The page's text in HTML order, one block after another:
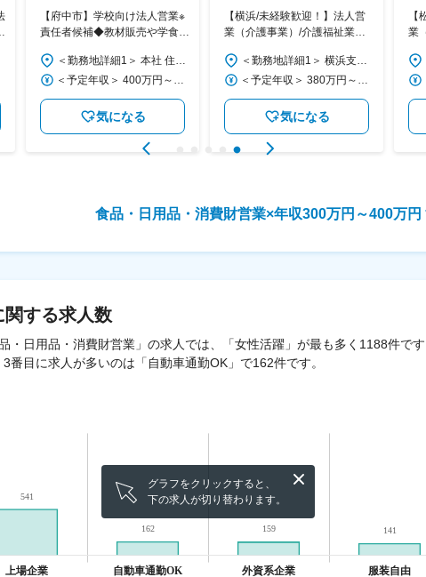
【府中市】学校向け法人営業※
責任者候補◆教材販売や学食事
50年超
＜勤務地詳細1＞ 本社 住所：東京都府中市緑町3-3-1 ヴェールメゾン府中202 受動喫煙対策：屋内全面禁煙 ＜勤務地詳細2＞ 正直屋・経営管理本部 住所：埼玉県さいたま市浦和区高砂3-8-15 高砂ＳＳビル5Ｆ 勤務地最寄駅：ＪＲ京浜東北線線／浦和駅 受動喫煙対策：屋内全面禁煙 変更の範囲：会社の定める事業所
＜予定年収＞ 400万円～530万円 ＜賃金形態＞ 月給制 ＜賃金内訳＞ 月額（基本給）：283,333円～366,666円 その他固定手当/月：50,000円 ＜月給＞ 333,333円～416,666円 ＜昇給有無＞ 有 ＜残業手当＞ 有 ＜給与補足＞ ※その他固定残業手当…25時間分の固定残業手当（超過分別途支給） 賃金はあくまでも目安の金額であり、選考を通じて上下する可能性があります。 月給(月額)は固定手当を含めた表記です。
気になる
【横浜/未経験歓迎！】法人営
業（介護事業）/介護福祉業界
営/直行直帰可
＜勤務地詳細1＞ 横浜支店 住所：神奈川県横浜市港北区新横浜2-5-5 住友不動産新横浜ビル6階 受動喫煙対策：屋内全面禁煙 ＜勤務地詳細2＞ 介護ショップ鎌倉店 住所：神奈川県鎌倉市大船2‐17-19 受動喫煙対策：屋内全面禁煙 ＜勤務地詳細3＞ 介護ショップ横浜港北店 住所：神奈川県横浜市港北区新羽町949 YYビル2階 受動喫煙対策：屋内全面禁煙
＜予定年収＞ 380万円～550万円 ＜賃金形態＞ 月給制 特記事項なし ＜賃金内訳＞ 月額（基本給）：193,084円～224,749円 固定残業手当/月：35,916円～75,251円（固定残業時間45時間0分/月） 超過した時間外労働の残業手当は追加支給 ＜月給＞ 229,000円～300,000円（一律手当を含む） ＜昇給有無＞ 有 ＜残業手当＞ 有 ＜給与補足＞ ■ご年収は、希望条件と経験・適正に応じて決定いたします。 ■昇給・昇進あり ■賞与有り：年2回 ※ 賞与とは別途で、企業収益に連動した業績賞与制度が有ります（月給の約1ヶ月分） 賃金はあくまでも目安の金額であり、選考を通じて上下する可能性があります。 月給(月額)は固定手当を含めた表記です。
気になる
業
営/
食品・日用品・消費財営業×年収300万円～400万円
関する求人数
・日用品・消費財営業」の求人では、「女性活躍」が最も多く1188件で
番目に求人が多いのは「自動車通勤OK」で162件です。
グラフをクリックすると、
下の求人が切り替わります。